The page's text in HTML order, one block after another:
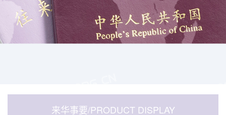
来华事要/PRODUCT DISPLAY